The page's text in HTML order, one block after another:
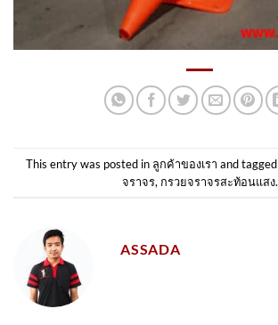
This entry was posted in ลูกค้าของเรา and tagged
จราจร, กรวยจราจรสะท้อนแสง.
ASSADA